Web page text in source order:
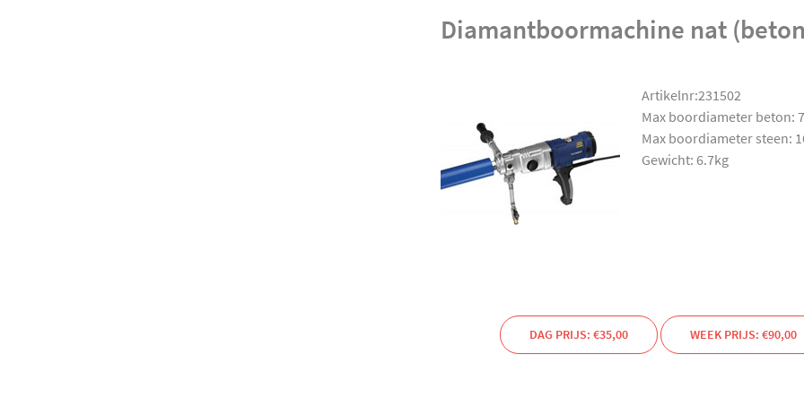
Diamantboormachine nat
Artikelnr:231502
Max boordiameter beton:
Max boordiameter steen:
Gewicht: 6.7kg
DAG PRIJS: €35,00 WEEK PRIJS: €90,00